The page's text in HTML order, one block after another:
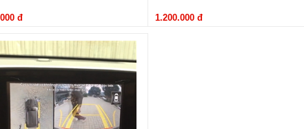
Ngoại thất Hyundai Kona.
biệt với các dòng xe Hyundai vẫn giữa nguyên tông màu truyền thống
đ 1.200.000 đ